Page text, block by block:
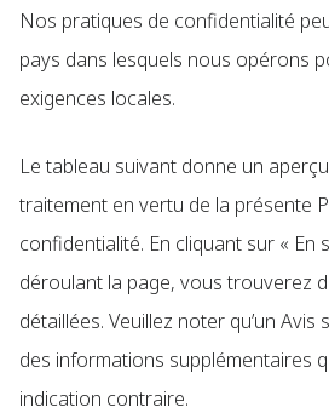
Nos pratiques de confidentialité
pays dans lesquels nous opérons
exigences locales.
Le tableau suivant donne un
traitement en vertu de la présente
confidentialité. En cliquant sur « En
déroulant la page, vous trouverez
détaillées. Veuillez noter qu’un
des informations supplémentaires
indication contraire.